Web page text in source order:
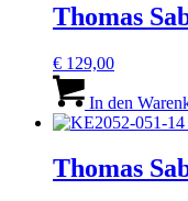
Thomas
€ 129,00
In den
Thomas